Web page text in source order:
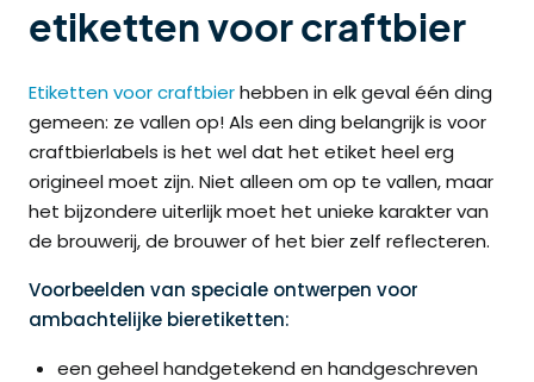
etiketten voor craftbier
Etiketten voor craftbierhebben in elk geval één ding
gemeen: ze vallen op! Als een ding belangrijk is voor
craftbierlabels is het wel dat het etiket heel erg
origineel moet zijn. Niet alleen om op te vallen, maar
het bijzondere uiterlijk moet het unieke karakter van
de brouwerij, de brouwer of het bier zelf reflecteren.
Voorbeelden van speciale ontwerpen voor
ambachtelijke bieretiketten:
een geheel handgetekend en handgeschreven